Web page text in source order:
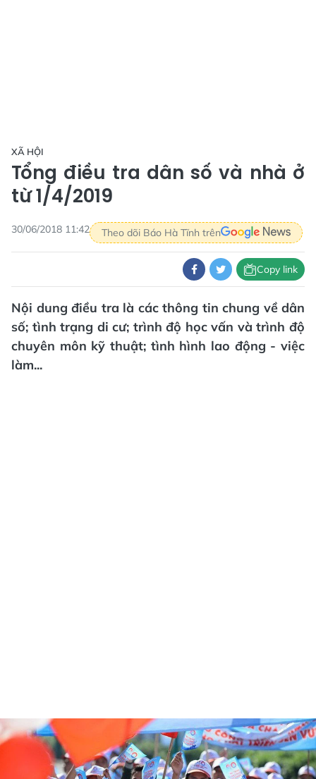
XÃ HỘI
Tổng điều tra dân số và nhà ở
từ 1/4/2019
30/06/2018 11:42 Theo dõi Báo Hà Tĩnh trên
Copy link
Nội dung điều tra là các thông tin chung về dân
số; tình trạng di cư; trình độ học vấn và trình độ
chuyên môn kỹ thuật; tình hình lao động - việc
làm...